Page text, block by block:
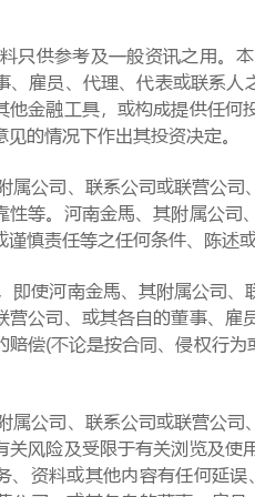
供参考及一般资讯之用。本
、雇员、代理、代表或联系
他金融工具，或构成提供任
的情况下作出其投资决定。
司、联系公司或联营公司
性等。河南金馬、其附属公
谨慎责任等之任何条件、陈
河南金馬、其附属公司、
营公司、或其各自的董事、
赔偿(不论是按合同、侵权行
司、联系公司或联营公司
关风险及受限于有关浏览及
、资料或其他内容有任何延